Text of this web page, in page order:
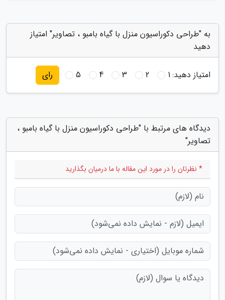
به "طراحی دکوراسیون منزل با گیاه بامبو ، تصاویر" امتیاز
دهید
امتیاز دهید:1
2
3
4
5 رای
دیدگاه های مرتبط با "طراحی دکوراسیون منزل با گیاه بامبو ،
تصاویر"
* نظرتان را در مورد این مقاله با ما درمیان بگذارید